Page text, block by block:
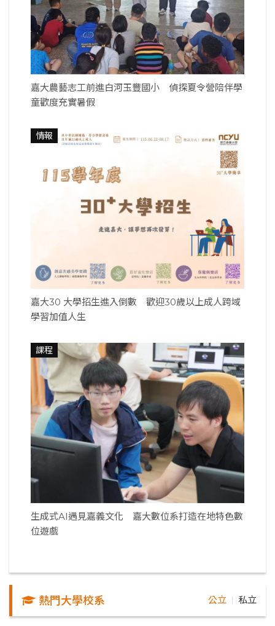
嘉大農藝志工前進白河玉豐國小 偵探夏令營陪伴學
童歡度充實暑假
情報
嘉大30 大學招生進入倒數 歡迎30歲以上成人跨域
學習加值人生
課程
生成式AI遇見嘉義文化 嘉大數位系打造在地特色數
位遊戲
熱門大學校系 公立 私立